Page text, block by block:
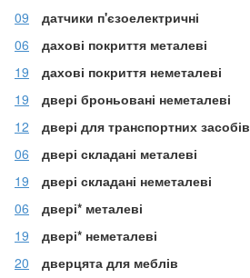
09
датчики п'єзоелектричні
06
дахові покриття металеві
19
дахові покриття неметалеві
19
двері броньовані неметалеві
12
двері для транспортних засобів
06
двері складані металеві
19
двері складані неметалеві
06
двері* металеві
19
двері* неметалеві
20
дверцята для меблів